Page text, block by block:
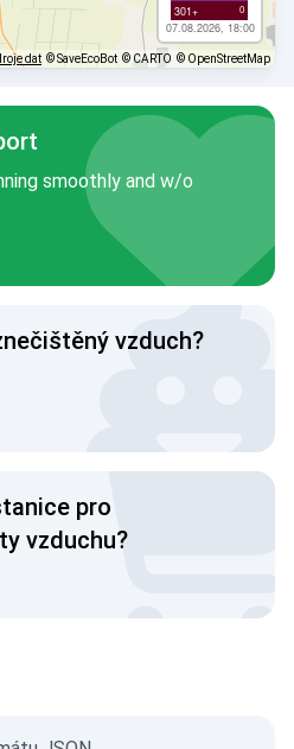
301+ 0
07.08.2026, 18:00
dat © SaveEcoBot © CARTO © OpenStreetMap
smoothly and w/o
vzduch?
pro
vzduchu?